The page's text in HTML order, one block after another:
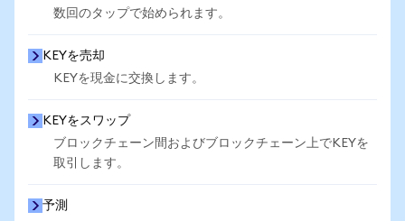
数回のタップで始められます。
KEYを売却
KEYを現金に交換します。
KEYをスワップ
ブロックチェーン間およびブロックチェーン上でKEYを
取引します。
予測